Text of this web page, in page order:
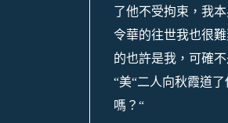
了他不受拘束，我
令華的往世我也很
的也許是我，可確
“美“二人向秋霞道
嗎？“